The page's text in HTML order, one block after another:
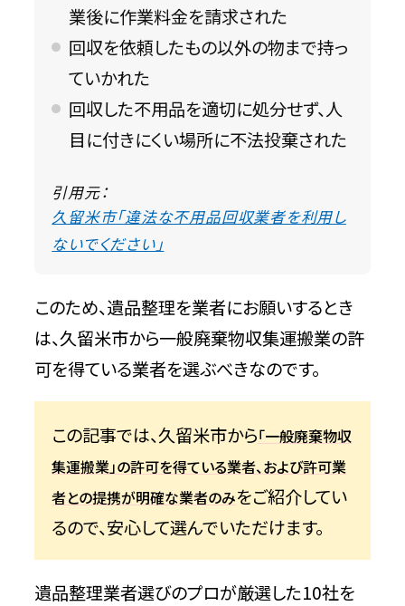
業後に作業料金を請求された
回収を依頼したもの以外の物まで持っ
ていかれた
回収した不用品を適切に処分せず、人
目に付きにくい場所に不法投棄された
引用元：
久留米市「違法な不用品回収業者を利用し
ないでください」
このため、遺品整理を業者にお願いするとき
は、久留米市から一般廃棄物収集運搬業の許
可を得ている業者を選ぶべきなのです。
この記事では、久留米市から「一般廃棄物収
集運搬業」の許可を得ている業者、および許可業
者との提携が明確な業者のみをご紹介してい
るので、安心して選んでいただけます。
遺品整理業者選びのプロが厳選した10社を